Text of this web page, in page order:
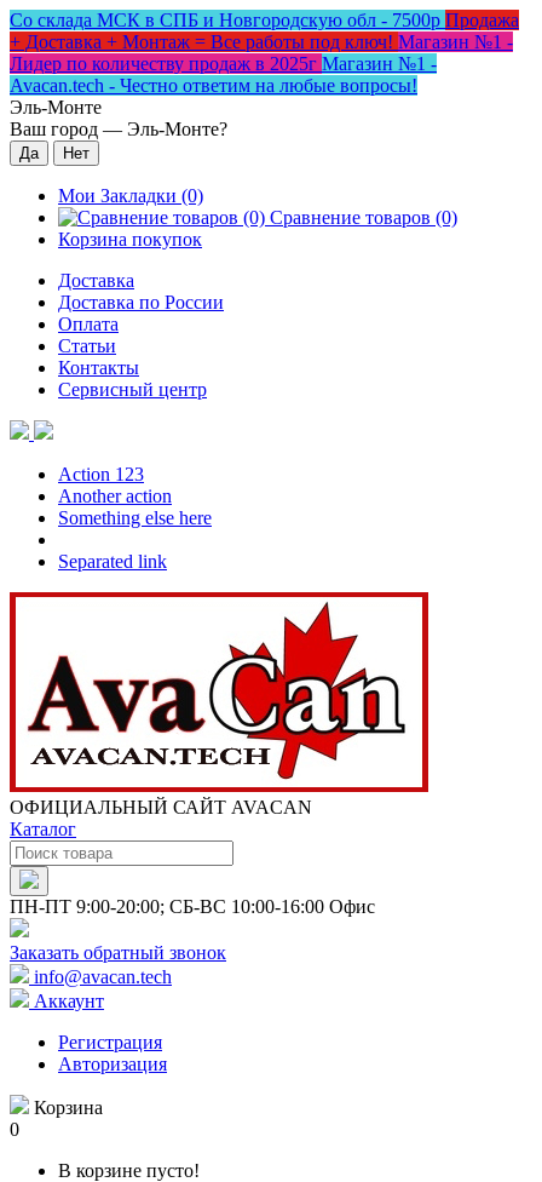
Со склада МСК в СПБ и Новгородскую обл - 7500р Продажа
+ Доставка + Монтаж = Все работы под ключ! Магазин №1 -
Лидер по количеству продаж в 2025г Магазин №1 -
Avacan.tech - Честно ответим на любые вопросы!
Эль-Монте
Ваш город — Эль-Монте?
Мои Закладки (0)
Сравнение товаров (0)
Корзина покупок
Доставка
Доставка по России
Оплата
Статьи
Контакты
Сервисный центр
Action 123
Another action
Something else here
Separated link
ОФИЦИАЛЬНЫЙ САЙТ AVACAN
Каталог
ПН-ПТ 9:00-20:00; СБ-ВС 10:00-16:00 Офис
Заказать обратный звонок
info@avacan.tech
Аккаунт
Регистрация
Авторизация
Корзина
0
В корзине пусто!